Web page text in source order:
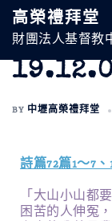
高榮禮拜堂
財團法人基督教
BY 中壢高榮禮拜堂
詩篇72篇1～7、
「大山小山都
困苦的人伸冤